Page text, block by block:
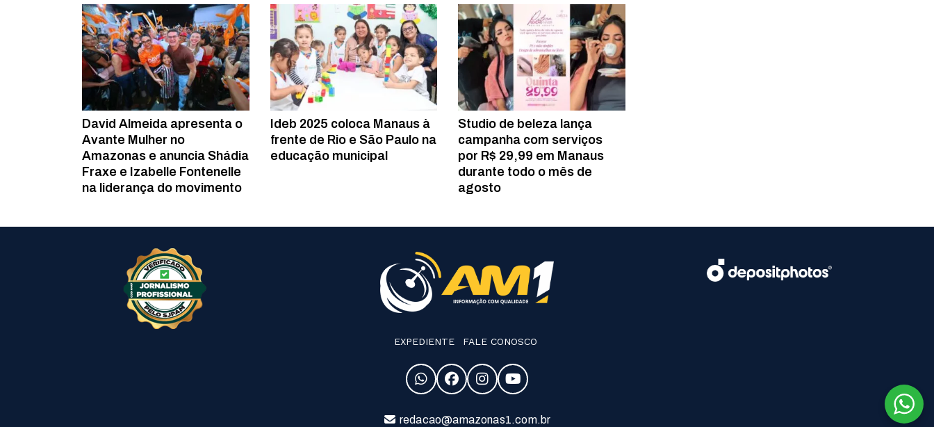
David Almeida apresenta o
Avante Mulher no
Amazonas e anuncia Shádia
Fraxe e Izabelle Fontenelle
na liderança do movimento
Ideb 2025 coloca Manaus à
frente de Rio e São Paulo na
educação municipal
Studio de beleza lança
campanha com serviços
por R$ 29,99 em Manaus
durante todo o mês de
agosto
EXPEDIENTE FALE CONOSCO
redacao@amazonas1.com.br